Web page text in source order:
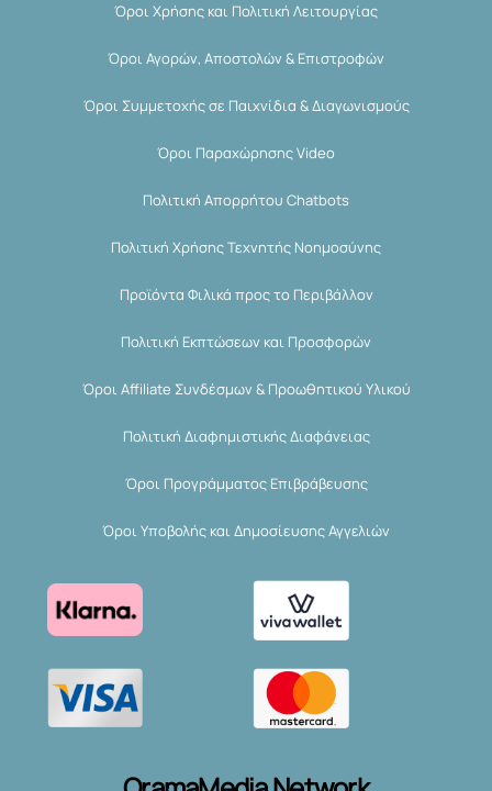
Όροι Χρήσης και Πολιτική Λειτουργίας
Όροι Αγορών, Αποστολών & Επιστροφών
Όροι Συμμετοχής σε Παιχνίδια & Διαγωνισμούς
Όροι Παραχώρησης Video
Πολιτική Απορρήτου Chatbots
Πολιτική Χρήσης Τεχνητής Νοημοσύνης
Προϊόντα Φιλικά προς το Περιβάλλον
Πολιτική Εκπτώσεων και Προσφορών
Όροι Affiliate Συνδέσμων & Προωθητικού Υλικού
Πολιτική Διαφημιστικής Διαφάνειας
Όροι Προγράμματος Επιβράβευσης
Όροι Υποβολής και Δημοσίευσης Αγγελιών